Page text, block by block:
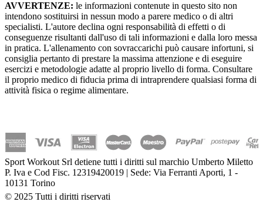
AVVERTENZE: le informazioni contenute in questo sito non
intendono sostituirsi in nessun modo a parere medico o di altri
specialisti. L'autore declina ogni responsabilità di effetti o di
conseguenze risultanti dall'uso di tali informazioni e dalla loro messa
in pratica. L'allenamento con sovraccarichi può causare infortuni, si
consiglia pertanto di prestare la massima attenzione e di eseguire
esercizi e metodologie adatte al proprio livello di forma. Consultare
il proprio medico di fiducia prima di intraprendere qualsiasi forma di
attività fisica o regime alimentare.
Sport Workout Srl detiene tutti i diritti sul marchio Umberto Miletto
P. Iva e Cod Fisc. 12319420019 | Sede: Via Ferranti Aporti, 1 -
10131 Torino
© 2025 Tutti i diritti riservati